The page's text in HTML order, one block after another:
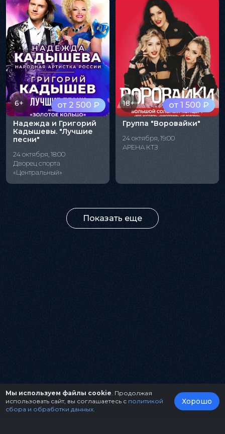
от 2 500 ₽
6+
Надежда и Григорий
Кадышевы. "Лучшие
песни"
24 октября, 18:00
Дворец спорта
«Центральный»
от 1 500 ₽
18+
Группа "Воровайки"
24 октября, 19:00
АРЕНА КТЗ
Показать еще
Мы используем файлы cookie . Продолжая
использовать сайт, вы соглашаетесь с политикой
сбора и обработки данных
Хорошо